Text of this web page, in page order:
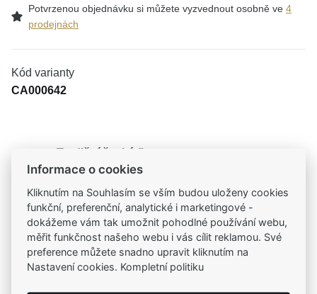
Potvrzenou objednávku si můžete vyzvednout osobně ve 4
prodejnách
Kód varianty
CA000642
Tradiční česká firma
Už od roku 2001 jsme součástí vašich příběhů
Široký výběr produktů
Na našem e-shopu máte výběr z tisíců šperků
Garance vysoké kvality
Informace o cookies
Kliknutím na Souhlasím se vším budou uloženy cookies
funkční, preferenční, analytické i marketingové -
dokážeme vám tak umožnit pohodlné používání webu,
měřit funkčnost našeho webu i vás cílit reklamou. Své
preference můžete snadno upravit kliknutím na
Nastavení cookies. Kompletní politiku